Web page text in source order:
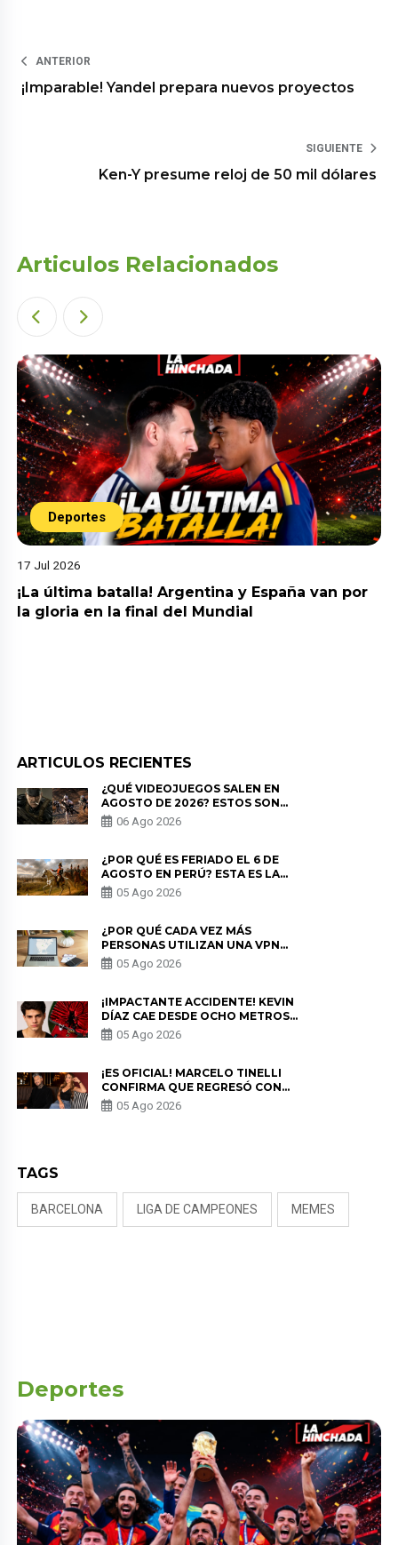
ANTERIOR
¡Imparable! Yandel prepara nuevos proyectos
SIGUIENTE
Ken-Y presume reloj de 50 mil dólares
Articulos Relacionados
Deportes
17 Jul 2026
¡La última batalla! Argentina y España van por
la gloria en la final del Mundial
ARTICULOS RECIENTES
¿QUÉ VIDEOJUEGOS SALEN EN
AGOSTO DE 2026? ESTOS SON
LOS ESTRENOS MÁS ESPERADOS
06 Ago 2026
¿POR QUÉ ES FERIADO EL 6 DE
AGOSTO EN PERÚ? ESTA ES LA
HISTORIA
05 Ago 2026
¿POR QUÉ CADA VEZ MÁS
PERSONAS UTILIZAN UNA VPN
PARA PROTEGER SU
PRIVACIDAD?
05 Ago 2026
¡IMPACTANTE ACCIDENTE! KEVIN
DÍAZ CAE DESDE OCHO METROS
EN “ESTO ES GUERRA” Y GENERA
PREOCUPACIÓN
05 Ago 2026
¡ES OFICIAL! MARCELO TINELLI
CONFIRMA QUE REGRESÓ CON
MILETT FIGUEROA: “EL AMOR
PUDO MÁS”
05 Ago 2026
TAGS
BARCELONA LIGA DE CAMPEONES MEMES
Deportes